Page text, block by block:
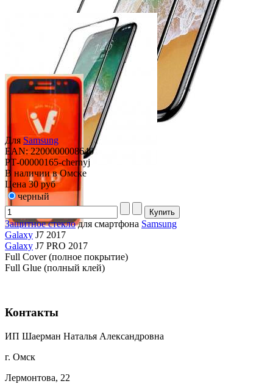
Для Samsung
EAN: 2200000008640
РТ-00000165-chernyj
В наличии в Омске
Цена30 руб
черный
Защитное стеклодля смартфона Samsung
Galaxy J7 2017
Galaxy J7 PRO 2017
Full Cover (полное покрытие)
Full Glue (полный клей)
Контакты
ИП Шаерман Наталья Александровна
г. Омск
Лермонтова, 22